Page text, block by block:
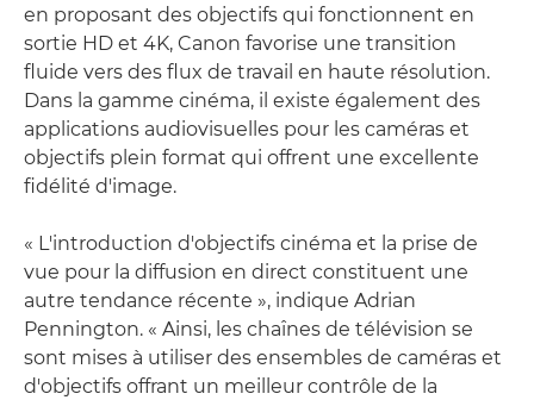
en proposant des objectifs qui fonctionnent en
sortie HD et 4K, Canon favorise une transition
fluide vers des flux de travail en haute résolution.
Dans la gamme cinéma, il existe également des
applications audiovisuelles pour les caméras et
objectifs plein format qui offrent une excellente
fidélité d'image.
« L'introduction d'objectifs cinéma et la prise de
vue pour la diffusion en direct constituent une
autre tendance récente », indique Adrian
Pennington. « Ainsi, les chaînes de télévision se
sont mises à utiliser des ensembles de caméras et
d'objectifs offrant un meilleur contrôle de la